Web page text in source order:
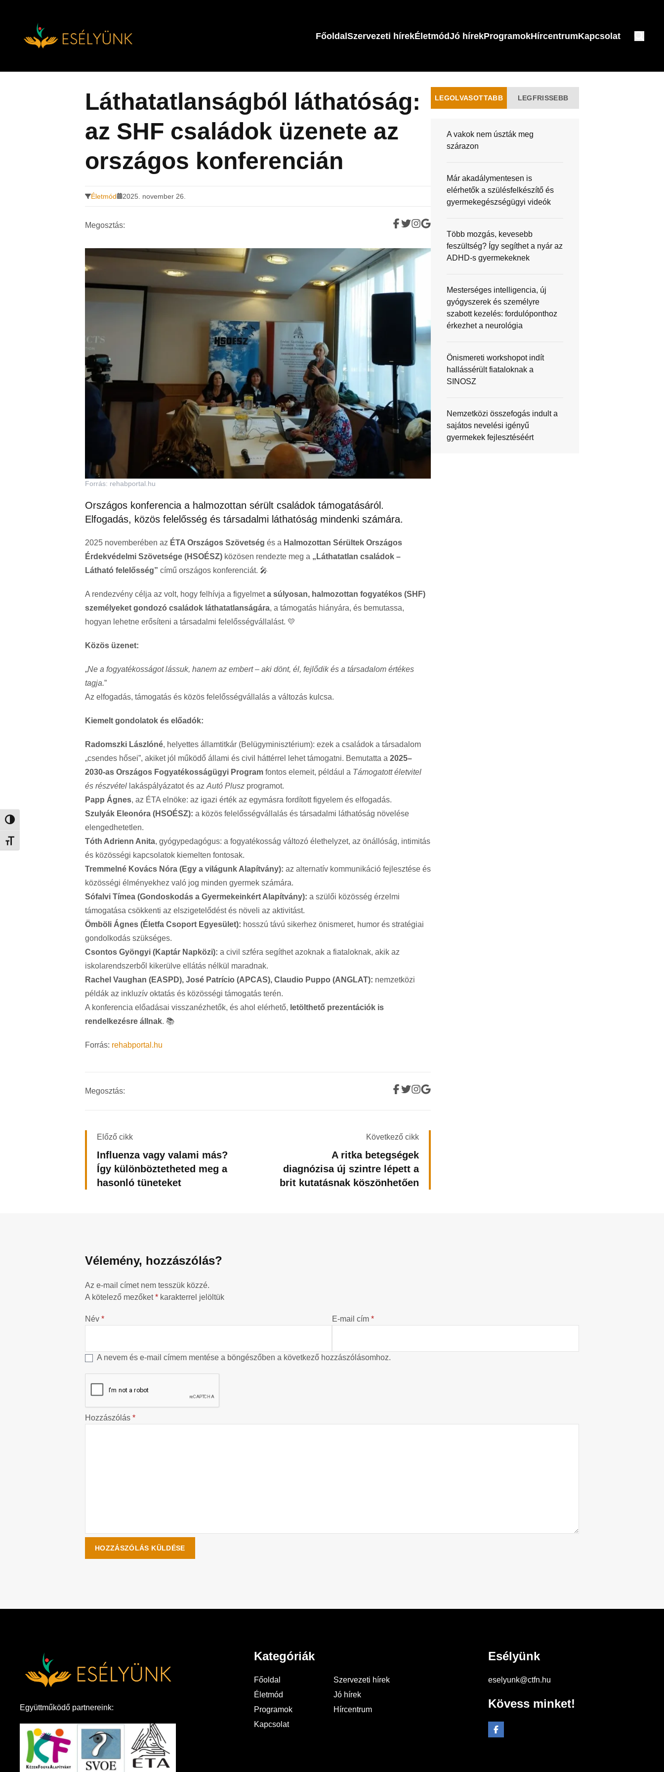
Nagy kontraszt váltása
Betűméret váltása
FőoldalSzervezeti hírekÉletmódJó hírekProgramokHírcentrumKapcsolat
Láthatatlanságból láthatóság:
az SHF családok üzenete az
országos konferencián
Életmód 2025. november 26.
Megosztás:
Forrás: rehabportal.hu
Országos konferencia a halmozottan sérült családok támogatásáról.
Elfogadás, közös felelősség és társadalmi láthatóság mindenki számára.
2025 novemberében az ÉTA Országos Szövetség és a Halmozottan Sérültek Országos
Érdekvédelmi Szövetsége (HSOÉSZ) közösen rendezte meg a „Láthatatlan családok –
Látható felelősség” című országos konferenciát. 🎤
A rendezvény célja az volt, hogy felhívja a figyelmeta súlyosan, halmozottan fogyatékos (SHF)
személyeket gondozó családok láthatatlanságára, a támogatás hiányára, és bemutassa,
hogyan lehetne erősíteni a társadalmi felelősségvállalást. 💛
Közös üzenet:
„Ne a fogyatékosságot lássuk, hanem az embert – aki dönt, él, fejlődik és a társadalom értékes
tagja.”
Az elfogadás, támogatás és közös felelősségvállalás a változás kulcsa.
Kiemelt gondolatok és előadók:
Radomszki Lászlóné, helyettes államtitkár (Belügyminisztérium): ezek a családok a társadalom
„csendes hősei”, akiket jól működő állami és civil háttérrel lehet támogatni. Bemutatta a 2025–
2030-as Országos Fogyatékosságügyi Program fontos elemeit, például a Támogatott életvitel
és részvétel lakáspályázatot és az Autó Plusz programot.
Papp Ágnes, az ÉTA elnöke: az igazi érték az egymásra fordított figyelem és elfogadás.
Szulyák Eleonóra (HSOÉSZ): a közös felelősségvállalás és társadalmi láthatóság növelése
elengedhetetlen.
Tóth Adrienn Anita, gyógypedagógus: a fogyatékosság változó élethelyzet, az önállóság, intimitás
és közösségi kapcsolatok kiemelten fontosak.
Tremmelné Kovács Nóra (Egy a világunk Alapítvány): az alternatív kommunikáció fejlesztése és
közösségi élményekhez való jog minden gyermek számára.
Sófalvi Tímea (Gondoskodás a Gyermekeinkért Alapítvány): a szülői közösség érzelmi
támogatása csökkenti az elszigetelődést és növeli az aktivitást.
Ömböli Ágnes (Életfa Csoport Egyesület): hosszú távú sikerhez önismeret, humor és stratégiai
gondolkodás szükséges.
Csontos Gyöngyi (Kaptár Napközi): a civil szféra segíthet azoknak a fiataloknak, akik az
iskolarendszerből kikerülve ellátás nélkül maradnak.
Rachel Vaughan (EASPD), José Patrício (APCAS), Claudio Puppo (ANGLAT): nemzetközi
példák az inkluzív oktatás és közösségi támogatás terén.
A konferencia előadásai visszanézhetők, és ahol elérhető, letölthető prezentációk is
rendelkezésre állnak. 📚
Forrás: rehabportal.hu
Megosztás:
Előző cikk
Influenza vagy valami más?
Így különböztetheted meg a
hasonló tüneteket
Következő cikk
A ritka betegségek
diagnózisa új szintre lépett a
brit kutatásnak köszönhetően
LEGOLVASOTTABB LEGFRISSEBB
A vakok nem úszták meg
szárazon
Már akadálymentesen is
elérhetők a szülésfelkészítő és
gyermekegészségügyi videók
Több mozgás, kevesebb
feszültség? Így segíthet a nyár az
ADHD-s gyermekeknek
Mesterséges intelligencia, új
gyógyszerek és személyre
szabott kezelés: fordulóponthoz
érkezhet a neurológia
Önismereti workshopot indít
hallássérült fiataloknak a
SINOSZ
Nemzetközi összefogás indult a
sajátos nevelési igényű
gyermekek fejlesztéséért
Vélemény, hozzászólás?
Az e-mail címet nem tesszük közzé.
A kötelező mezőket* karakterrel jelöltük
Név * E-mail cím *
A nevem és e-mail címem mentése a böngészőben a következő hozzászólásomhoz.
Hozzászólás *
Együttműködő partnereink:
Kategóriák
Főoldal
Szervezeti hírek
Életmód
Jó hírek
Programok
Hírcentrum
Kapcsolat
Esélyünk
eselyunk@ctfn.hu
Kövess minket!